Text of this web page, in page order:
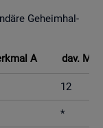
Ge­heim­hal­
A dav.
12
*